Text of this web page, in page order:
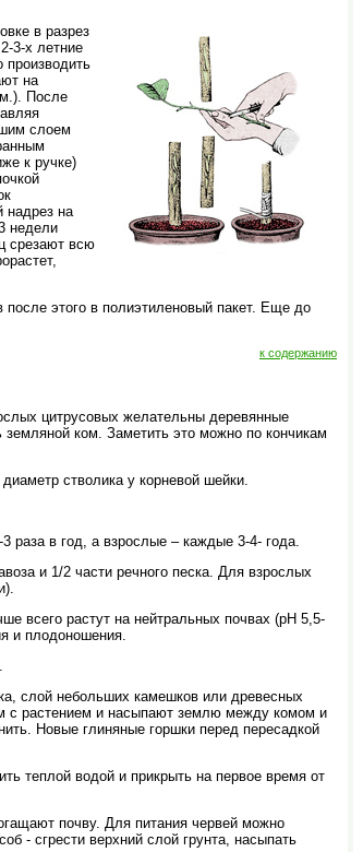
в разрез
3-х летние
на
После
слоем
к ручке)
надрез на
недели
срезают всю
этого в полиэтиленовый пакет. Еще до
к содержанию
цитрусовых желательны деревянные
земляной ком. Заметить это можно по кончикам
стволика у корневой шейки.
раза в год, а взрослые – каждые 3-4- года.
и 1/2 части речного песка. Для взрослых
всего растут на нейтральных почвах (рН 5,5-
и плодоношения.
слой небольших камешков или древесных
с растением и насыпают землю между комом и
Новые глиняные горшки перед пересадкой
теплой водой и прикрыть на первое время от
почву. Для питания червей можно
- сгрести верхний слой грунта, насыпать